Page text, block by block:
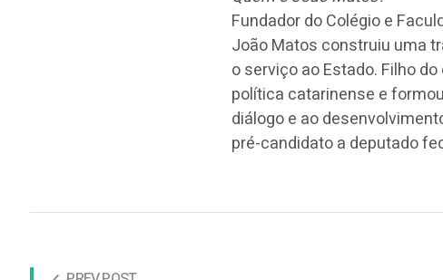
Fundador do Colégio e
João Matos construiu uma
o serviço ao Estado. Filho
política catarinense e
diálogo e ao
pré-candidato a deputado